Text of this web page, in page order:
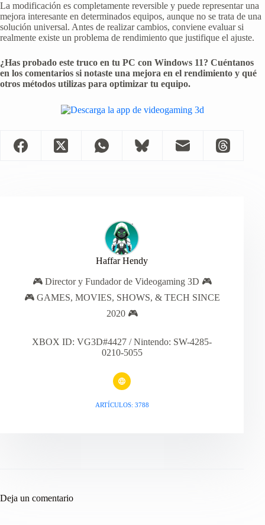
La modificación es completamente reversible y puede representar una
mejora interesante en determinados equipos, aunque no se trata de una
solución universal. Antes de realizar cambios, conviene evaluar si
realmente existe un problema de rendimiento que justifique el ajuste.
¿Has probado este truco en tu PC con Windows 11? Cuéntanos
en los comentarios si notaste una mejora en el rendimiento y qué
otros métodos utilizas para optimizar tu equipo.
Haffar Hendy
🎮 Director y Fundador de Videogaming 3D 🎮
🎮 GAMES, MOVIES, SHOWS, & TECH SINCE
2020 🎮
XBOX ID: VG3D#4427 / Nintendo: SW-4285-
0210-5055
ARTÍCULOS: 3788
Deja un comentario